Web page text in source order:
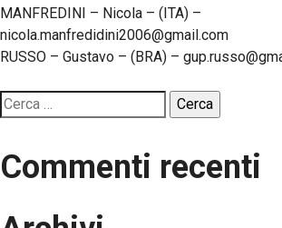
Navigazione
articoli
MANFREDINI – Nicola – (ITA) –
nicola.manfredidini2006@gmail.com
RUSSO – Gustavo – (BRA) –
Ricerca
per:
Commenti recenti